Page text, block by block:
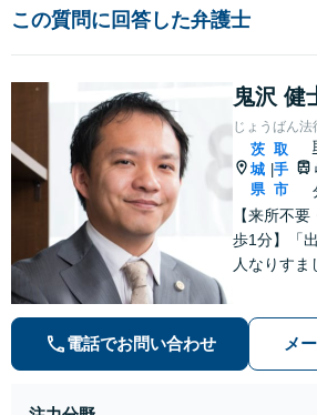
この質問に回答した弁護士
鬼沢 健
じょうばん法
茨
城
県
|
取
手
市
【来所不
歩1分】「
人なりすま
は不当解
いの相談
電話でお問い合わせ メ